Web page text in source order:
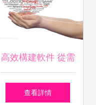
高效構建軟件 從需
求到上線的開發藝
查看詳情